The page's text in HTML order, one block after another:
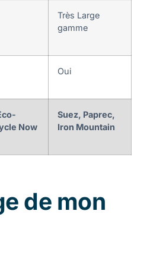
Très Large
gamme
Oui
Now
Suez, Paprec,
Iron Mountain
de mon